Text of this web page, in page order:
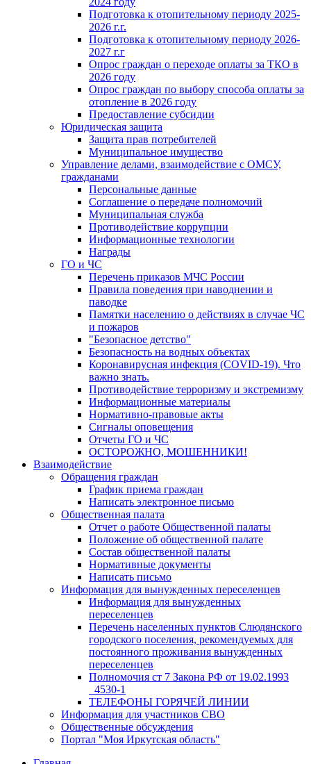
Подготовка к отопительному периоду 2025-
2026 г.г.
Подготовка к отопительному периоду 2026-
2027 г.г
Опрос граждан о переходе оплаты за ТКО в
2026 году
Опрос граждан по выбору способа оплаты за
отопление в 2026 году
Предоставление субсидии
Юридическая защита
Защита прав потребителей
Муниципальное имущество
Управление делами, взаимодействие с ОМСУ,
гражданами
Персональные данные
Соглашение о передаче полномочий
Муниципальная служба
Противодействие коррупции
Информационные технологии
Награды
ГО и ЧС
Перечень приказов МЧС России
Правила поведения при наводнении и
паводке
Памятки населению о действиях в случае ЧС
и пожаров
"Безопасное детство"
Безопасность на водных объектах
Коронавирусная инфекция (COVID-19). Что
важно знать.
Противодействие терроризму и экстремизму
Информационные материалы
Нормативно-правовые акты
Сигналы оповещения
Отчеты ГО и ЧС
ОСТОРОЖНО, МОШЕННИКИ!
Взаимодействие
Обращения граждан
График приема граждан
Написать электронное письмо
Общественная палата
Отчет о работе Общественной палаты
Положение об общественной палате
Состав общественной палаты
Нормативные документы
Написать письмо
Информация для вынужденных переселенцев
Информация для вынужденных
переселенцев
Перечень населенных пунктов Слюдянского
городского поселения, рекомендуемых для
постоянного проживания вынужденных
переселенцев
Полномочия ст 7 Закона РФ от 19.02.1993
_4530-1
ТЕЛЕФОНЫ ГОРЯЧЕЙ ЛИНИИ
Информация для участников СВО
Общественные обсуждения
Портал "Моя Иркутская область"